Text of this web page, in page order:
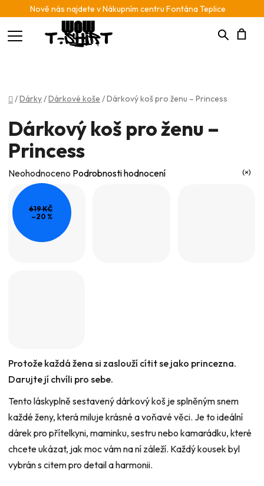
Nově nás najdete v Nákupním centru Fontána Teplice
Hledat
Domů
/Dárky/Dárkové koše /Dárkový koš pro ženu – Princess
Protože každá žena si zaslouží cítit se jako princezna.
Darujte jí chvíli pro sebe.
Tento láskyplně sestavený dárkový koš je splněným snem
každé ženy, která miluje krásné a voňavé věci. Je to ideální
dárek pro přítelkyni, maminku, sestru nebo kamarádku, které
chcete ukázat, jak moc vám na ní záleží. Každý kousek byl
vybrán s citem pro detail a harmonii.
Dárkový koš pro ženu –
Princess
Průměrné
hodnocení
produktu
je
0,0
Neohodnoceno Podrobnosti hodnocení
619 KČ
–20 %